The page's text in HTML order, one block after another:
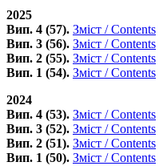
2025
Вип. 4 (57). Зміст / Contents
Вип. 3 (56). Зміст / Contents
Вип. 2 (55). Зміст / Contents
Вип. 1 (54). Зміст / Contents
2024
Вип. 4 (53). Зміст / Contents
Вип. 3 (52). Зміст / Contents
Вип. 2 (51). Зміст / Contents
Вип. 1 (50). Зміст / Contents